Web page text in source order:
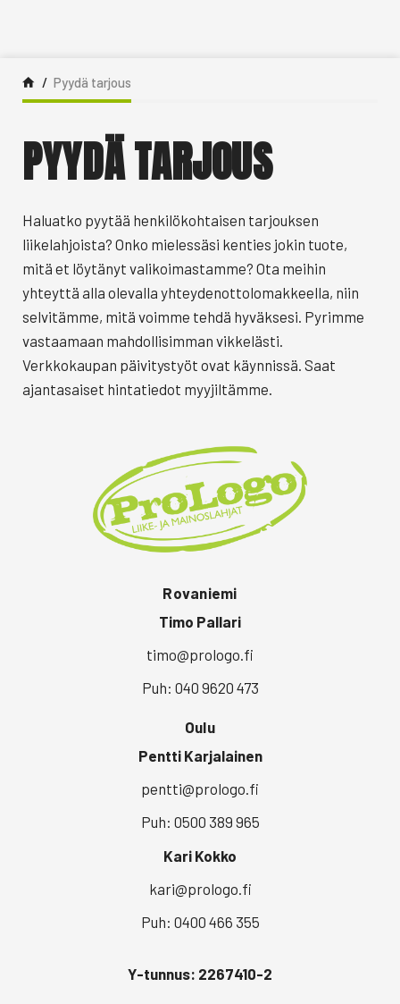
Pyydä tarjous
PYYDÄ TARJOUS
Haluatko pyytää henkilökohtaisen tarjouksen
liikelahjoista? Onko mielessäsi kenties jokin tuote,
mitä et löytänyt valikoimastamme? Ota meihin
yhteyttä alla olevalla yhteydenottolomakkeella, niin
selvitämme, mitä voimme tehdä hyväksesi. Pyrimme
vastaamaan mahdollisimman vikkelästi.
Verkkokaupan päivitystyöt ovat käynnissä. Saat
ajantasaiset hintatiedot myyjiltämme.
Rovaniemi
Timo Pallari
timo@prologo.fi
Puh: 040 9620 473
Oulu
Pentti Karjalainen
pentti@prologo.fi
Puh: 0500 389 965
Kari Kokko
kari@prologo.fi
Puh: 0400 466 355
Y-tunnus: 2267410-2